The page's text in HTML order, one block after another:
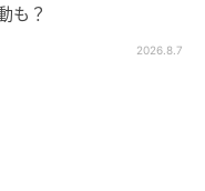
た流れから、少し
そうです。完璧を
も？
2026.8.7